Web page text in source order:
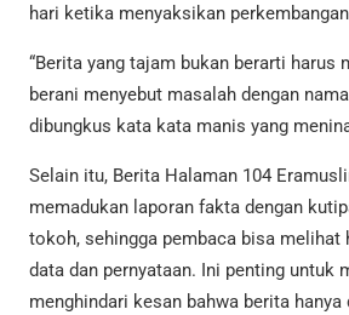
hari ketika menyaksikan
“Berita yang tajam bukan berarti harus
berani menyebut masalah dengan
dibungkus kata kata manis yang
Selain itu, Berita Halaman 104
memadukan laporan fakta dengan
tokoh, sehingga pembaca bisa melihat
data dan pernyataan. Ini penting untuk
menghindari kesan bahwa berita hanya